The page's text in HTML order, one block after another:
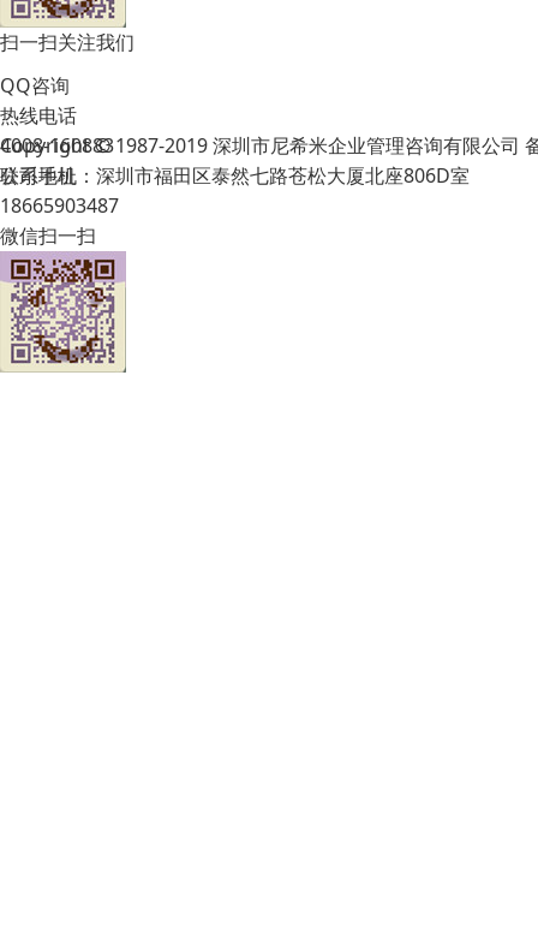
扫一扫关注我们
Copyright © 1987-2019 深圳市尼希米企业管理咨询有限公司
公司地址：深圳市福田区泰然七路苍松大厦北座806D室
QQ咨询
热线电话
4008-160883
联系手机
18665903487
微信扫一扫